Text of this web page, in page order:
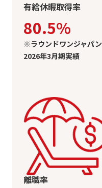
有給休暇取得率
80.5%
※ラウンドワンジャパン
2026年3月期実績
離職率